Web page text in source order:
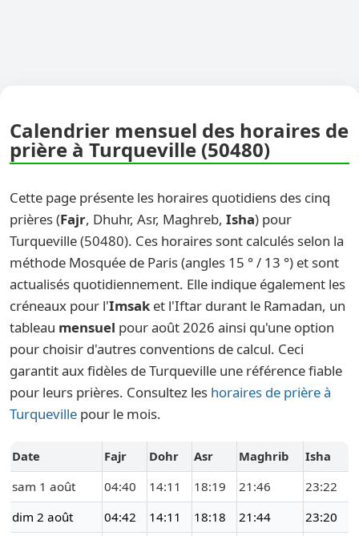
Calendrier mensuel des horaires de
prière à Turqueville (50480)
Cette page présente les horaires quotidiens des cinq
prières (Fajr, Dhuhr, Asr, Maghreb, Isha) pour
Turqueville (50480). Ces horaires sont calculés selon la
méthode Mosquée de Paris (angles 15 ° / 13 °) et sont
actualisés quotidiennement. Elle indique également les
créneaux pour l'Imsak et l'Iftar durant le Ramadan, un
tableau mensuel pour août 2026 ainsi qu'une option
pour choisir d'autres conventions de calcul. Ceci
garantit aux fidèles de Turqueville une référence fiable
pour leurs prières. Consultez les horaires de prière à
Turqueville pour le mois.
Date Fajr Dohr Asr Maghrib
Isha
sam 1 août
04:40 14:11 18:19 21:46
23:22
dim 2 août
04:42 14:11 18:18 21:44 23:20